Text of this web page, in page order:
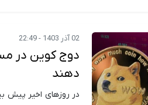
02 آذر 1403 - 22:49
دوج کوین در
دهند
در روزهای اخیر پیش